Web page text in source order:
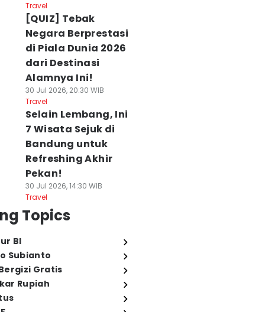
Travel
[QUIZ] Tebak
Negara Berprestasi
di Piala Dunia 2026
dari Destinasi
Alamnya Ini!
30 Jul 2026, 20:30 WIB
Travel
Selain Lembang, Ini
7 Wisata Sejuk di
Bandung untuk
Refreshing Akhir
Pekan!
30 Jul 2026, 14:30 WIB
Travel
Topics
BI
Subianto
Gratis
Rupiah